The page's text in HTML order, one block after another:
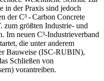
in der Praxis sind jedoch
der C³ - Carbon Concrete
zum größten Industrie- und
Im neuen C³-Industrieverband
die unter anderem
Bauweise (ISC-RUBIN),
Schließen von
vorantreiben.